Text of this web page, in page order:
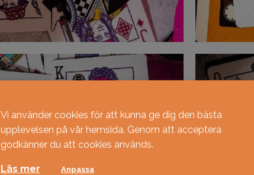
Vi använder cookies för att kunna ge dig den bästa
upplevelsen på vår hemsida. Genom att acceptera
godkänner du att cookies används.
Läs mer Anpassa